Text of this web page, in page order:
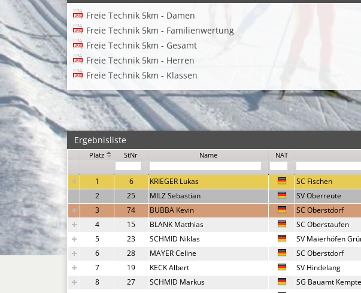
Freie Technik 5km - Damen
Freie Technik 5km - Familienwertung
Freie Technik 5km - Gesamt
Freie Technik 5km - Herren
Freie Technik 5km - Klassen
Ergebnisliste
Platz
StNr Name NAT
1 6 KRIEGER Lukas SC Fischen
2
25 MILZ Sebastian SV Oberreute
3
74 BUBBA Kevin SC Oberstdorf
4
15 BLANK Matthias SC Oberstaufen
5
23 SCHMID Niklas SV Maierhöfen
6
28 MAYER Celine SC Oberstdorf
7
19 KECK Albert SV Hindelang
8
27 SCHMID Markus SG Bauamt